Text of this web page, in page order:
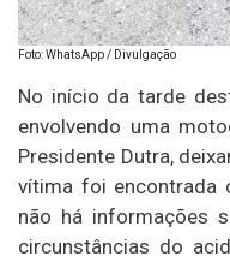
Foto: WhatsApp / Divulgação
No início da tarde
envolvendo uma
Presidente Dutra,
vítima foi encontrada
não há informações
circunstâncias do